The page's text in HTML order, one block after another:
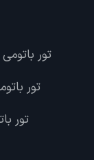
تور
تور
تور